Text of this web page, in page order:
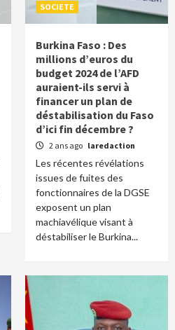
SOCIETE
Burkina Faso : Des
millions d’euros du
budget 2024 de l’AFD
auraient-ils servi à
financer un plan de
déstabilisation du Faso
d’ici fin décembre ?
2 ans ago laredaction
Les récentes révélations
issues de fuites des
fonctionnaires de la DGSE
exposent un plan
machiavélique visant à
déstabiliser le Burkina...